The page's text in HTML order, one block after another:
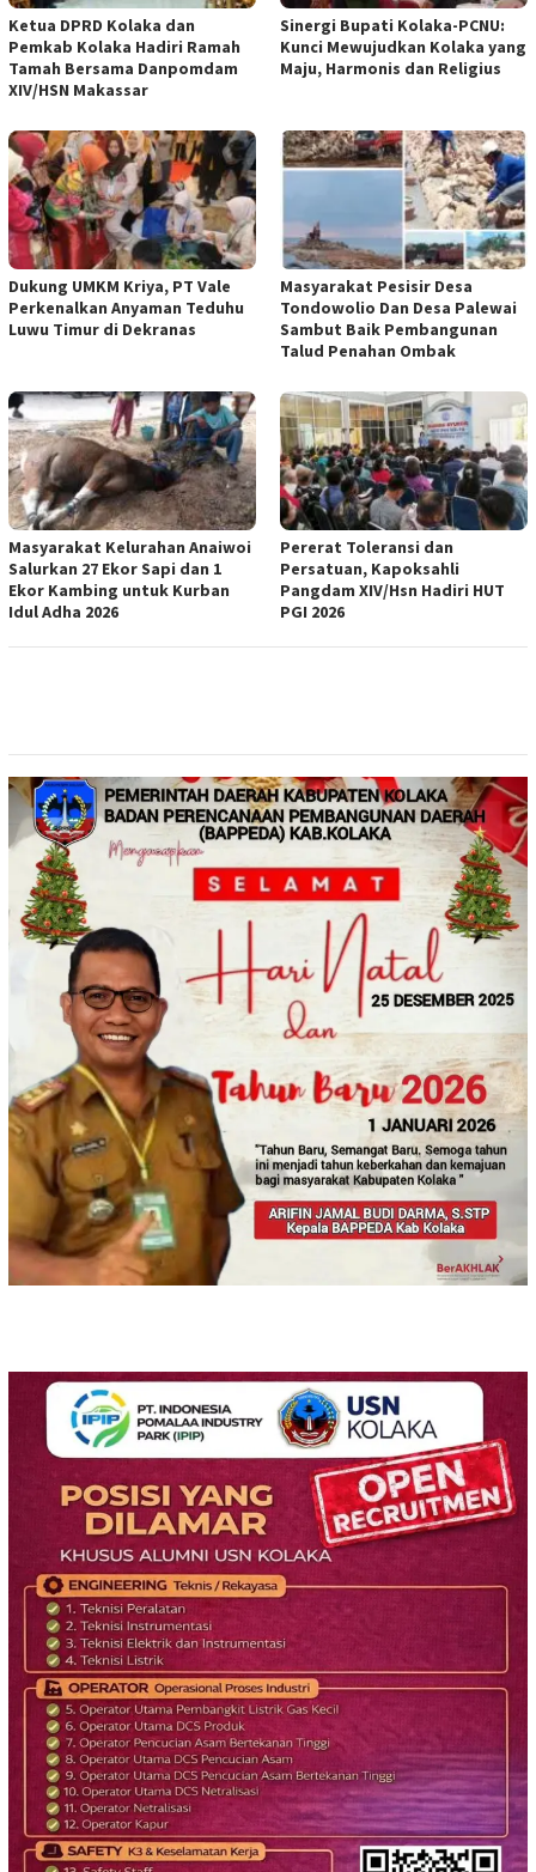
Ketua DPRD Kolaka dan
Pemkab Kolaka Hadiri Ramah
Tamah Bersama Danpomdam
XIV/HSN Makassar
Sinergi Bupati Kolaka-PCNU:
Kunci Mewujudkan Kolaka yang
Maju, Harmonis dan Religius
Dukung UMKM Kriya, PT Vale
Perkenalkan Anyaman Teduhu
Luwu Timur di Dekranas
Masyarakat Pesisir Desa
Tondowolio Dan Desa Palewai
Sambut Baik Pembangunan
Talud Penahan Ombak
Masyarakat Kelurahan Anaiwoi
Salurkan 27 Ekor Sapi dan 1
Ekor Kambing untuk Kurban
Idul Adha 2026
Pererat Toleransi dan
Persatuan, Kapoksahli
Pangdam XIV/Hsn Hadiri HUT
PGI 2026